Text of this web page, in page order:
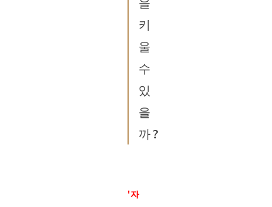
키
울
수
있
을
까?
'자